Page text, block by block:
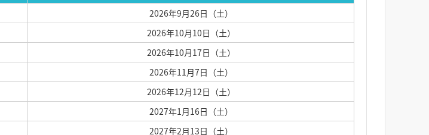
2026年9月26日（土）
2026年10月10日（土）
2026年10月17日（土）
2026年11月7日（土）
2026年12月12日（土）
2027年1月16日（土）
2027年2月13日（土）